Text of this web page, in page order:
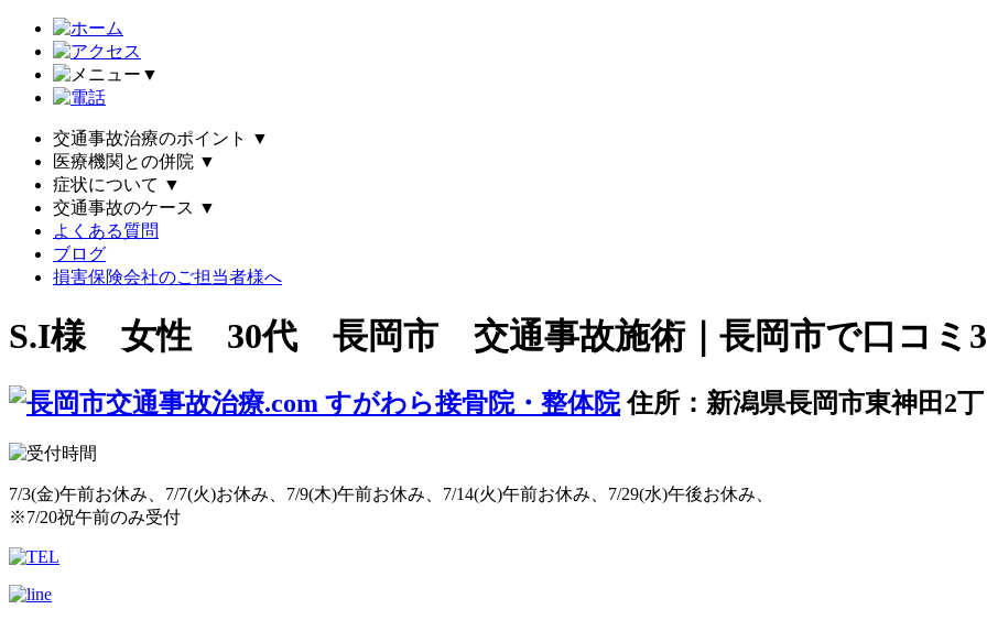
▼
交通事故治療のポイント
▼
医療機関との併院 ▼
症状について ▼
交通事故のケース ▼
よくある質問
ブログ
損害保険会社のご担当者様へ
S.I様 女性 30代 長岡市 交通事故施術｜長岡市で口コミ
住所：新潟県長岡市東神田2
7/3(金)午前お休み、7/7(火)お休み、7/9(木)午前お休み、7/14(火)午前お休み、7/29(水)午後お休み、
※7/20祝午前のみ受付